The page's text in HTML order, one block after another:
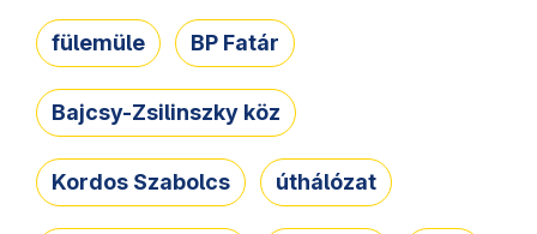
fülemüle BP Fatár
Bajcsy-Zsilinszky köz
Kordos Szabolcs úthálózat